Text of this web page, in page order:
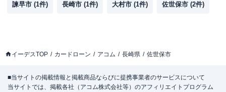
諫早市 (1件) 長崎市 (1件) 大村市 (1件) 佐世保市 (2件)
イーデスTOP カードローン アコム 長崎県 佐世保市
■当サイトの掲載情報と掲載商品ならびに提携事業者のサービスについて
当サイトでは、掲載各社（アコム株式会社等）のアフィリエイトプログラム